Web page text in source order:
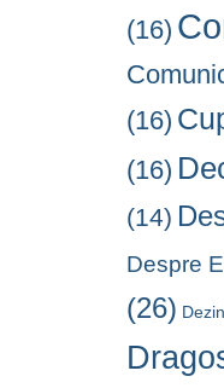
(16)
(16)
(16)
(14)
Despre
(26)